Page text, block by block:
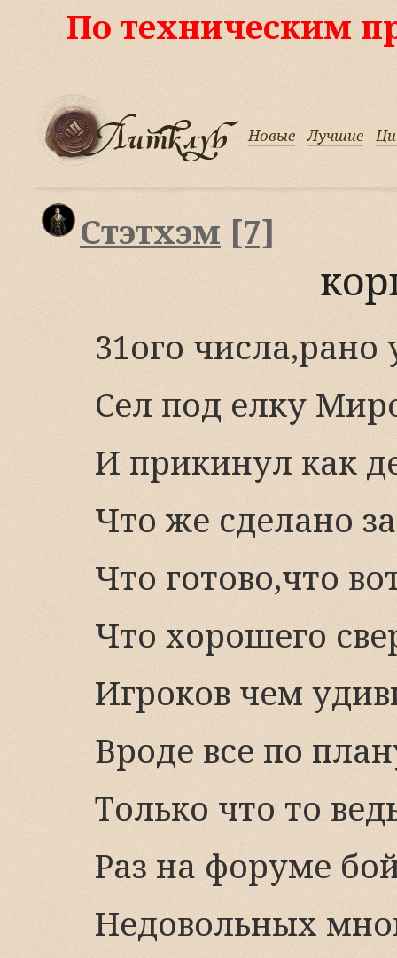
По техническим
Новые Лучшие
Стэтхэм [7]
31ого числа,рано
Сел под елку
И прикинул как
Что же сделано
Что готово,что
Что хорошего
Игроков чем
Вроде все по
Только что то
Раз на форуме
Недовольных